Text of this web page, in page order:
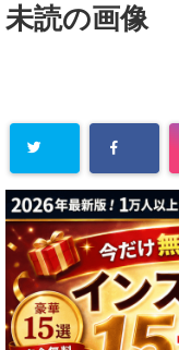
未読の画像